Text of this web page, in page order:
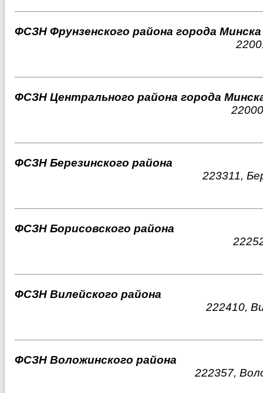
ФСЗН Фрунзенского района города Минска
ФСЗН Центрального района города
ФСЗН Березинского района
223311,
ФСЗН Борисовского района
ФСЗН Вилейского района
222410,
ФСЗН Воложинского района
222357,